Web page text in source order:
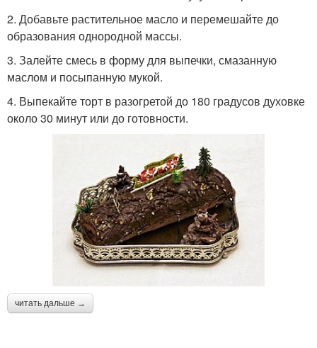
2. Добавьте растительное масло и перемешайте до
образования однородной массы.
3. Залейте смесь в форму для выпечки, смазанную
маслом и посыпанную мукой.
4. Выпекайте торт в разогретой до 180 градусов духовке
около 30 минут или до готовности.
читать дальше →